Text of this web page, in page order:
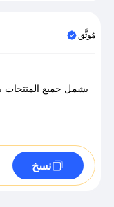
مُوثَّق
نسخ